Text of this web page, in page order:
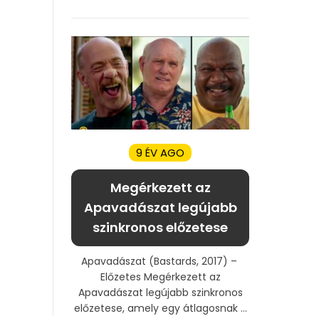
9 ÉV AGO
Megérkezett az
Apavadászat legújabb
szinkronos előzetese
Apavadászat (Bastards, 2017) –
Előzetes Megérkezett az
Apavadászat legújabb szinkronos
előzetese, amely egy átlagosnak ...